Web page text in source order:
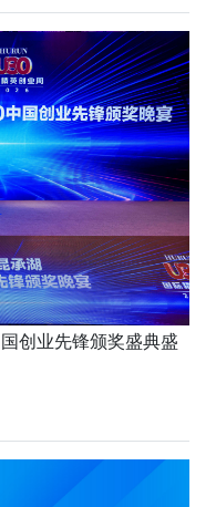
创业先锋颁奖盛典盛